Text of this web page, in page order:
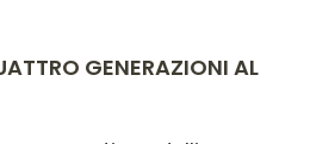
GENERAZIONI AL